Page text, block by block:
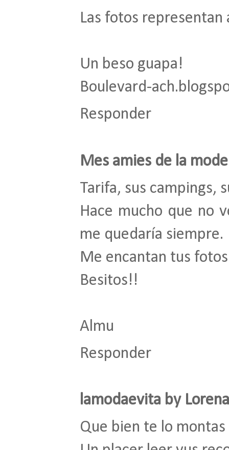
Las fotos
Un beso guapa!
Boulevard-
Responder
Mes amies de la mode
Tarifa, sus campings,
Hace mucho que no
me quedaría siempre.
Me encantan tus
Besitos!!
Almu
Responder
lamodaevita by
Que bien te lo